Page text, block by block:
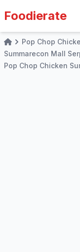
Foodierate
HomePop Chop
Summarecon Mall
Pop Chop Chicken